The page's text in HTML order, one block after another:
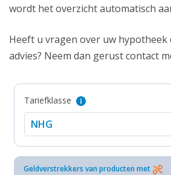
wordt het overzicht automatisch
Heeft u vragen over uw
advies? Neem dan gerust contact